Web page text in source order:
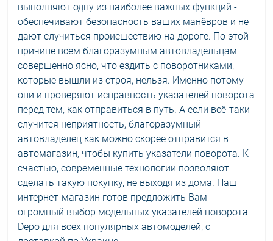
выполняют одну из наиболее важных функций -
обеспечивают безопасность ваших манёвров и не
дают случиться происшествию на дороге. По этой
причине всем благоразумным автовладельцам
совершенно ясно, что ездить с поворотниками,
которые вышли из строя, нельзя. Именно потому
они и проверяют исправность указателей поворота
перед тем, как отправиться в путь. А если всё-таки
случится неприятность, благоразумный
автовладелец как можно скорее отправится в
автомагазин, чтобы купить указатели поворота. К
счастью, современные технологии позволяют
сделать такую покупку, не выходя из дома. Наш
интернет-магазин готов предложить Вам
огромный выбор модельных указателей поворота
Depo для всех популярных автомоделей, с